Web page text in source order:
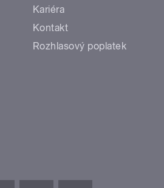
Kariéra
Kontakt
Rozhlasový poplatek